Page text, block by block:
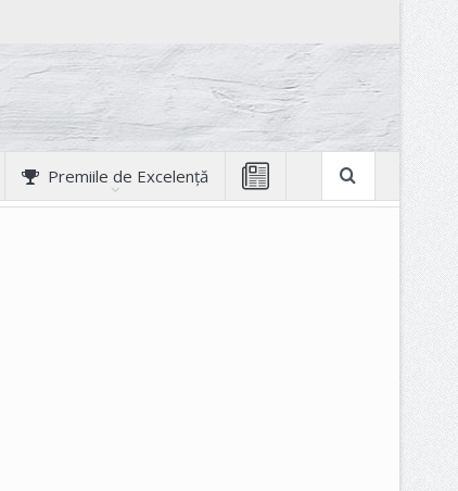
Premiile de Excelență